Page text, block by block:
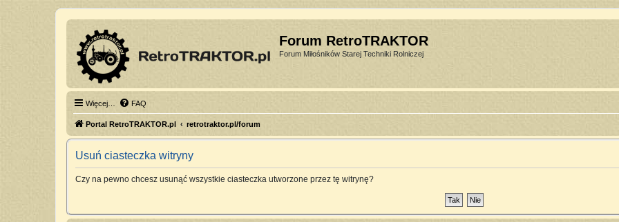
Forum RetroTRAKTOR
Forum Miłośników Starej Techniki Rolniczej
Więcej… FAQ
Portal RetroTRAKTOR.pl retrotraktor.pl/forum
Usuń ciasteczka witryny
Czy na pewno chcesz usunąć wszystkie ciasteczka utworzone przez tę witrynę?